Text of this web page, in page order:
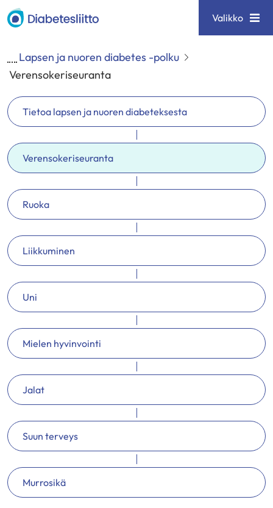
Siirry
sisältöön
Diabetesliitto Valikko
Lapsen ja nuoren diabetes -polku
Verensokeriseuranta
Tietoa lapsen ja nuoren diabeteksesta
Verensokeriseuranta
Ruoka
Liikkuminen
Uni
Mielen hyvinvointi
Jalat
Suun terveys
Murrosikä